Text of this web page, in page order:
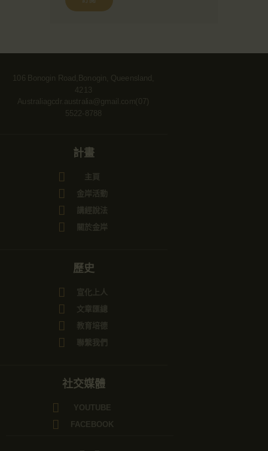
106 Bonogin Road,Bonogin, Queensland,
4213
Australiagcdr.australia@gmail.com(07)
5522-8788
計畫
主頁
金岸活動
講經說法
關於金岸
歷史
宣化上人
文章匯總
教育培德
聯繫我們
社交媒體
YOUTUBE
FACEBOOK